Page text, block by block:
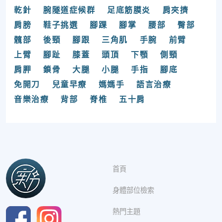
乾針 腕隧道症候群 足底筋膜炎
肩夾擠
肩膀
鞋子挑選 腳踝 腳掌 腰部
臀部
髖部
後頸 腳跟 三角肌 手腕
前臂
上臂
腳趾 膝蓋 頭頂 下顎
側頸
肩胛
鎖骨 大腿 小腿 手指
腳底
免開刀
兒童早療 媽媽手
語言治療
音樂治療
背部 脊椎 五十肩
首頁
身體部位檢索
熱門主題